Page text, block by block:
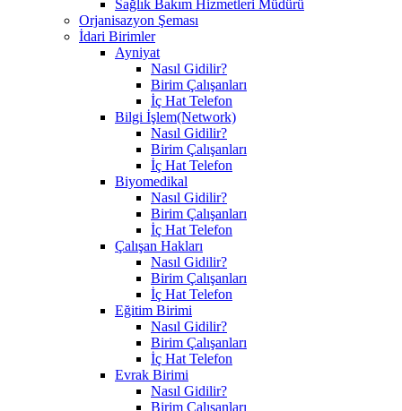
Sağlık Bakım Hizmetleri Müdürü
Orjanisazyon Şeması
İdari Birimler
Ayniyat
Nasıl Gidilir?
Birim Çalışanları
İç Hat Telefon
Bilgi İşlem(Network)
Nasıl Gidilir?
Birim Çalışanları
İç Hat Telefon
Biyomedikal
Nasıl Gidilir?
Birim Çalışanları
İç Hat Telefon
Çalışan Hakları
Nasıl Gidilir?
Birim Çalışanları
İç Hat Telefon
Eğitim Birimi
Nasıl Gidilir?
Birim Çalışanları
İç Hat Telefon
Evrak Birimi
Nasıl Gidilir?
Birim Çalışanları